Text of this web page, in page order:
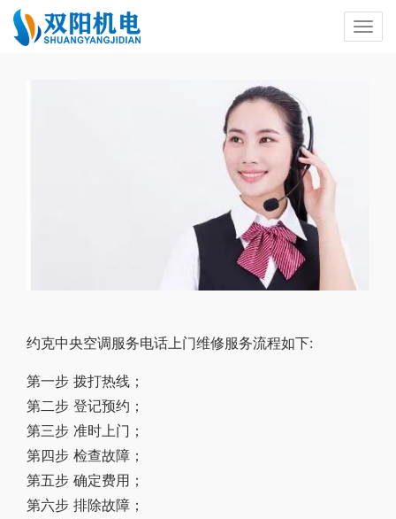
约克中央空调服务电话上门维修服务流程如下:
第一步 拨打热线；
第二步 登记预约；
第三步 准时上门；
第四步 检查故障；
第五步 确定费用；
第六步 排除故障；